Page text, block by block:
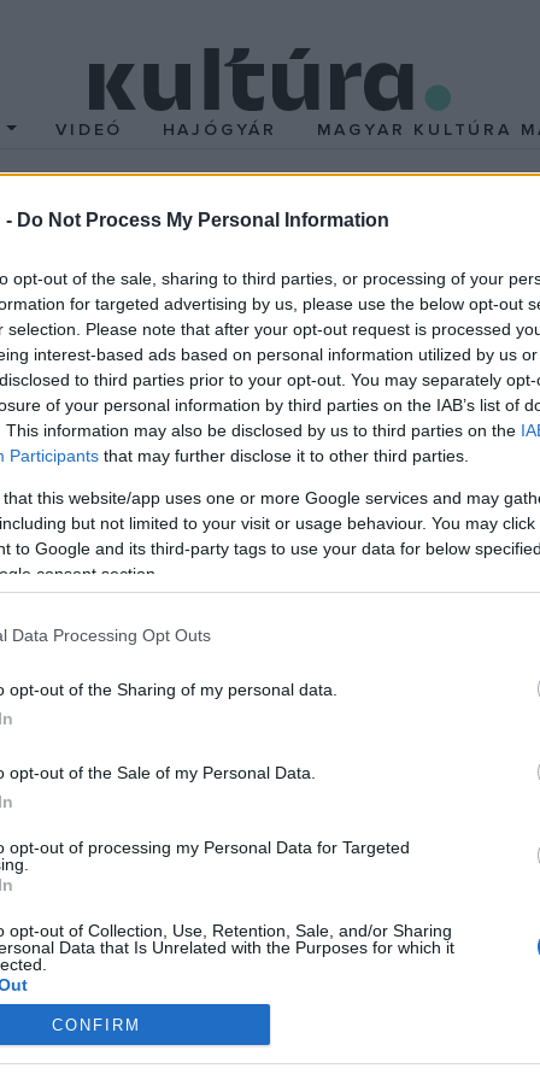
- Do Not Process My Personal Information
opt-out of the sale, sharing to third parties, or processing of your
for targeted advertising by us, please use the below opt-out
selection. Please note that after your opt-out request is processed
interest-based ads based on personal information utilized by us
to third parties prior to your opt-out. You may separately
of your personal information by third parties on the IAB’s list of
This information may also be disclosed by us to third parties on the
Participants that may further disclose it to other third parties.
that this website/app uses one or more Google services and may
but not limited to your visit or usage behaviour. You may
to Google and its third-party tags to use your data for below
consent section.
Data Processing Opt Outs
opt-out of the Sharing of my personal data.
opt-out of the Sale of my Personal Data.
opt-out of processing my Personal Data for Targeted
opt-out of Collection, Use, Retention, Sale, and/or Sharing
Data that Is Unrelated with the Purposes for which it
CONFIRM
VIDEÓ HAJÓGYÁR MAGYAR KULTÚRA
a polgárháborút a senatusi párt (optimaták) ellen.
ha átlépem, az az egész emberiségnek.` A polgárháború
Birodalom része - egy világháborúval ér fel. De Caesart
hogy bocsássa el a csapatait, és visszatér Rómába,
pályafutását is. A senatus és Caesar közti
magát az érvényes törvényeknek. Azért, hogy mind a saját,
újra és újra megszegi a jogszabályokat,
Amikor a földtörvényét előterjesztette, azt a senatus úgy
aki a törvényjavaslat ellen szólalt fel, egy vödör gondosan
voltak, Caesar pedig egyre inkább megszilárdította
eladósodott.